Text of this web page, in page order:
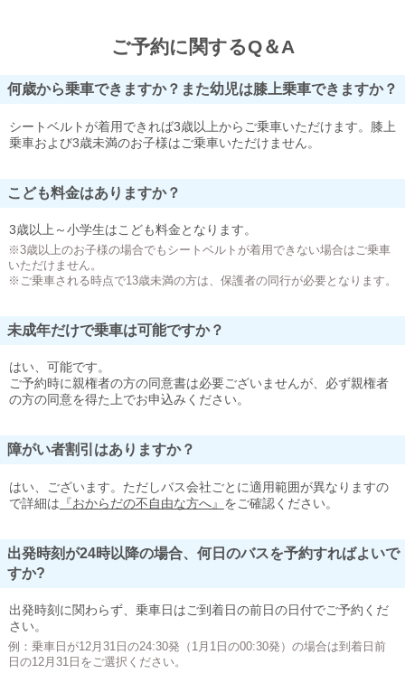
ご予約に関するQ＆A
何歳から乗車できますか？また幼児は膝上乗車できますか？
シートベルトが着用できれば3歳以上からご乗車いただけます。膝上
乗車および3歳未満のお子様はご乗車いただけません。
こども料金はありますか？
3歳以上～小学生はこども料金となります。
※3歳以上のお子様の場合でもシートベルトが着用できない場合はご乗車
いただけません。
※ご乗車される時点で13歳未満の方は、保護者の同行が必要となります。
未成年だけで乗車は可能ですか？
はい、可能です。
ご予約時に親権者の方の同意書は必要ございませんが、必ず親権者
の方の同意を得た上でお申込みください。
障がい者割引はありますか？
はい、ございます。ただしバス会社ごとに適用範囲が異なりますの
で詳細は 『おからだの不自由な方へ』 をご確認ください。
出発時刻が24時以降の場合、何日のバスを予約すればよいで
すか?
出発時刻に関わらず、乗車日はご到着日の前日の日付でご予約くだ
さい。
例：乗車日が12月31日の24:30発（1月1日の00:30発）の場合は到着日前
日の12月31日をご選択ください。